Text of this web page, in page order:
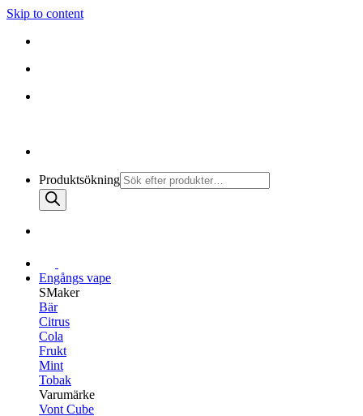
Skip to content
Produktsökning
Engångs vape
SMaker
Bär
Citrus
Cola
Frukt
Mint
Tobak
Varumärke
Vont Cube